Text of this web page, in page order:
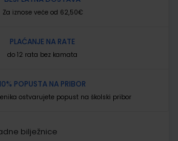
Za iznose veće od 62,50€
PLAĆANJE NA RATE
do 12 rata bez kamata
10% POPUSTA NA PRIBOR
ostvarujete popust na školski pribor
bilježnice